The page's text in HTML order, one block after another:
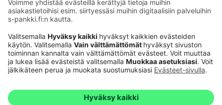
Saavutettavuusseloste
Evästeet
Verkkopalvelujen käytön edellytykset